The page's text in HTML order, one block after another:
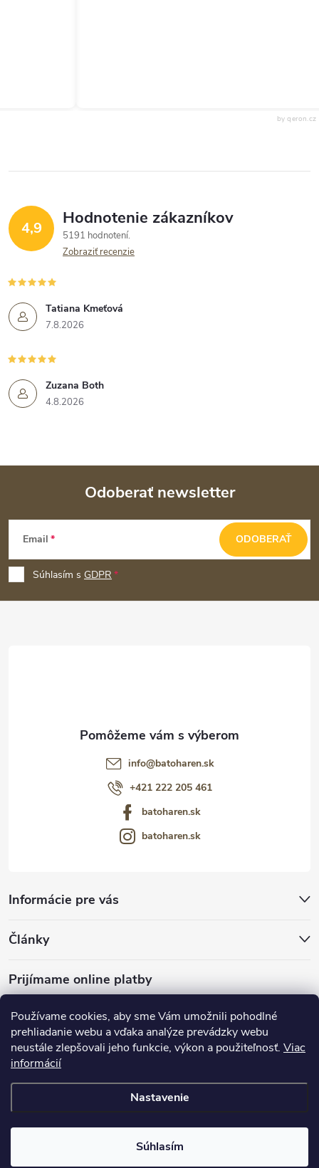
Používame cookies, aby sme Vám umožnili pohodlné
prehliadanie webu a vďaka analýze prevádzky webu
neustále zlepšovali jeho funkcie, výkon a použiteľnosť. Viac
informácií
Nastavenie
Súhlasím
by qeron.cz
4,9 Hodnotenie zákazníkov
5191 hodnotení
Zobraziť recenzie
Tatiana Kmeťová
7.8.2026
Zuzana Both
4.8.2026
Z
p
ä
Odoberať newsletter
Email
Súhlasím s GDPR
ODOBERAŤ
Informácie pre vás
Články
Prijímame online platby
info@batoharen.sk
+421 222 205 461
batoharen.sk
batoharen.sk
nastavenie cookies